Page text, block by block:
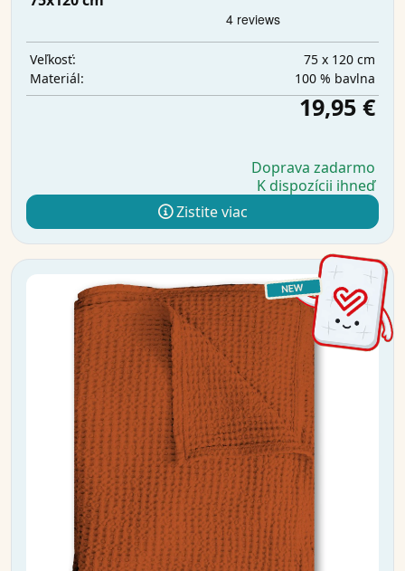
Veľkosť:
75 x 120 cm
Materiál:
100 % bavlna
19,95 €
Doprava zadarmo
K dispozícii ihneď
Zistite viac